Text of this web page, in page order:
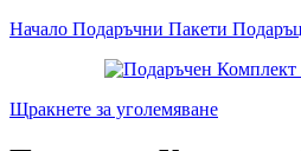
Начало Подаръчни Пакети
Щракнете за уголемяване